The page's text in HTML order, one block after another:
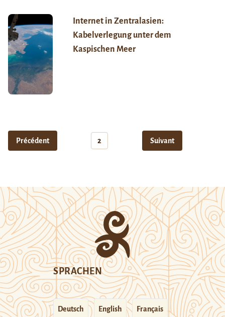
Internet in Zentralasien:
Kabelverlegung unter dem
Kaspischen Meer
Précédent 2 Suivant
SPRACHEN
Deutsch English Français